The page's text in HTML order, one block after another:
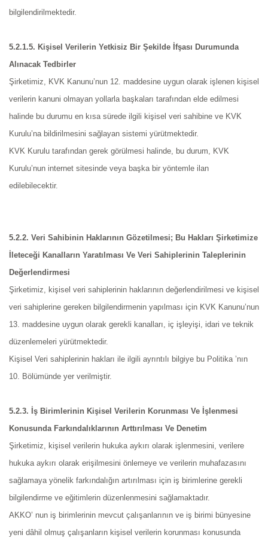
bilgilendirilmektedir.
5.2.1.5. Kişisel Verilerin Yetkisiz Bir Şekilde İfşası Durumunda
Alınacak Tedbirler
Şirketimiz, KVK Kanunu’nun 12. maddesine uygun olarak işlenen kişisel
verilerin kanuni olmayan yollarla başkaları tarafından elde edilmesi
halinde bu durumu en kısa sürede ilgili kişisel veri sahibine ve KVK
Kurulu’na bildirilmesini sağlayan sistemi yürütmektedir.
KVK Kurulu tarafından gerek görülmesi halinde, bu durum, KVK
Kurulu’nun internet sitesinde veya başka bir yöntemle ilan
edilebilecektir.
5.2.2. Veri Sahibinin Haklarının Gözetilmesi; Bu Hakları Şirketimize
İleteceği Kanalların Yaratılması Ve Veri Sahiplerinin Taleplerinin
Değerlendirmesi
Şirketimiz, kişisel veri sahiplerinin haklarının değerlendirilmesi ve kişisel
veri sahiplerine gereken bilgilendirmenin yapılması için KVK Kanunu’nun
13. maddesine uygun olarak gerekli kanalları, iç işleyişi, idari ve teknik
düzenlemeleri yürütmektedir.
Kişisel Veri sahiplerinin hakları ile ilgili ayrıntılı bilgiye bu Politika ’nın
10. Bölümünde yer verilmiştir.
5.2.3. İş Birimlerinin Kişisel Verilerin Korunması Ve İşlenmesi
Konusunda Farkındalıklarının Arttırılması Ve Denetim
Şirketimiz, kişisel verilerin hukuka aykırı olarak işlenmesini, verilere
hukuka aykırı olarak erişilmesini önlemeye ve verilerin muhafazasını
sağlamaya yönelik farkındalığın artırılması için iş birimlerine gerekli
bilgilendirme ve eğitimlerin düzenlenmesini sağlamaktadır.
AKKO’ nun iş birimlerinin mevcut çalışanlarının ve iş birimi bünyesine
yeni dâhil olmuş çalışanların kişisel verilerin korunması konusunda